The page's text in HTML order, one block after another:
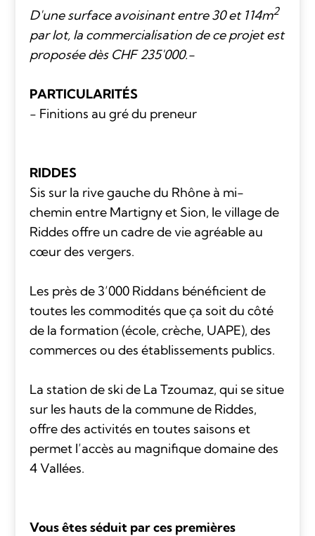
D'une surface avoisinant entre 30 et 114m2
par lot, la commercialisation de ce projet est
proposée dès CHF 235'000.-
PARTICULARITÉS
- Finitions au gré du preneur
RIDDES
Sis sur la rive gauche du Rhône à mi-
chemin entre Martigny et Sion, le village de
Riddes offre un cadre de vie agréable au
cœur des vergers.
Les près de 3’000 Riddans bénéficient de
toutes les commodités que ça soit du côté
de la formation (école, crèche, UAPE), des
commerces ou des établissements publics.
La station de ski de La Tzoumaz, qui se situe
sur les hauts de la commune de Riddes,
offre des activités en toutes saisons et
permet l’accès au magnifique domaine des
4 Vallées.
Vous êtes séduit par ces premières